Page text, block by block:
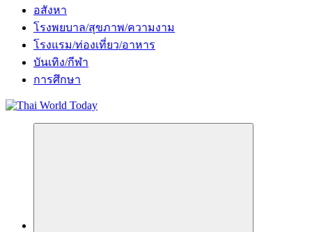
อสังหา
โรงพยบาล/สุขภาพ/ความงาม
โรงแรม/ท่องเที่ยว/อาหาร
บันเทิง/กีฬา
การศึกษา